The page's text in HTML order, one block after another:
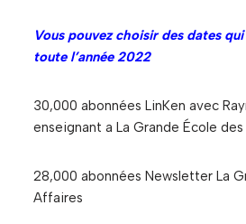
Vous pouvez choisir des dates
toute l’année 2022
30,000 abonnées LinKen avec
enseignant a La Grande École
28,000 abonnées Newsletter La
Affaires